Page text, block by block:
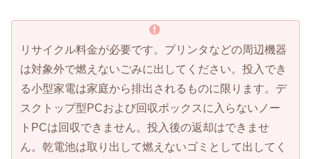
リサイクル料金が必要です。プリンタなどの周辺機器
は対象外で燃えないごみに出してください。投入でき
る小型家電は家庭から排出されるものに限ります。デ
スクトップ型PCおよび回収ボックスに入らないノー
トPCは回収できません。投入後の返却はできませ
ん。乾電池は取り出して燃えないゴミとして出してく